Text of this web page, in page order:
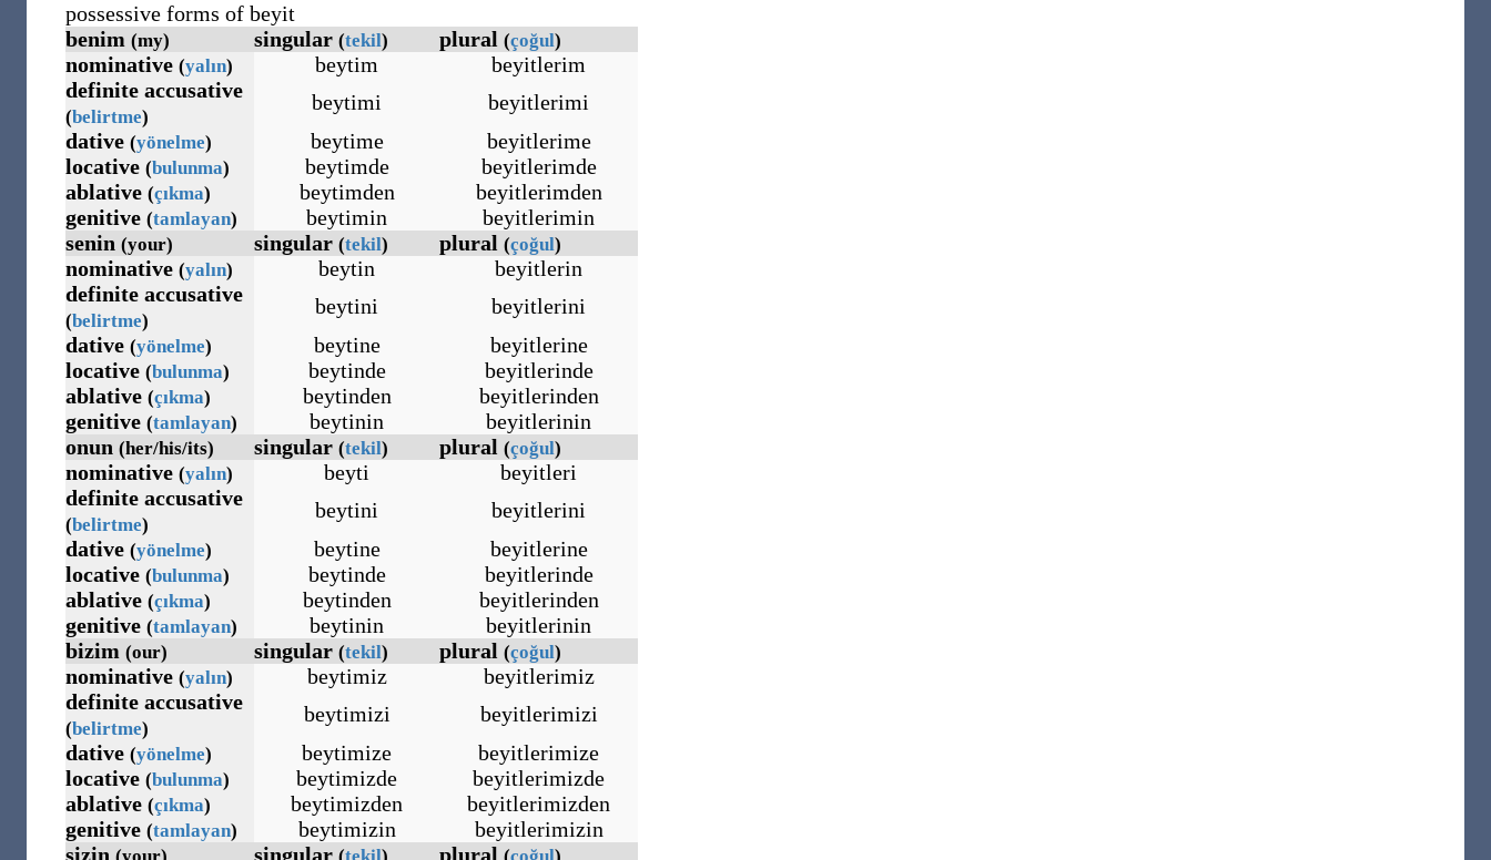
possessive forms of beyit
benim (my) singular (tekil) plural (çoğul)
nominative (yalın) beytim
beyitlerim
definite accusative
(belirtme)
beytimi
beyitlerimi
dative (yönelme) beytime
beyitlerime
locative (bulunma) beytimde
beyitlerimde
ablative (çıkma) beytimden
beyitlerimden
genitive (tamlayan) beytimin
beyitlerimin
senin (your) singular (tekil) plural (çoğul)
nominative (yalın) beytin
beyitlerin
definite accusative
(belirtme)
beytini
beyitlerini
dative (yönelme) beytine
beyitlerine
locative (bulunma) beytinde
beyitlerinde
ablative (çıkma) beytinden
beyitlerinden
genitive (tamlayan) beytinin
beyitlerinin
onun (her/his/its) singular (tekil) plural (çoğul)
nominative (yalın) beyti
beyitleri
definite accusative
(belirtme)
beytini
beyitlerini
dative (yönelme) beytine
beyitlerine
locative (bulunma) beytinde
beyitlerinde
ablative (çıkma) beytinden
beyitlerinden
genitive (tamlayan) beytinin
beyitlerinin
bizim (our) singular (tekil) plural (çoğul)
nominative (yalın) beytimiz
beyitlerimiz
definite accusative
(belirtme)
beytimizi
beyitlerimizi
dative (yönelme) beytimize
beyitlerimize
locative (bulunma) beytimizde
beyitlerimizde
ablative (çıkma) beytimizden
beyitlerimizden
genitive (tamlayan) beytimizin
beyitlerimizin
sizin
singular plural